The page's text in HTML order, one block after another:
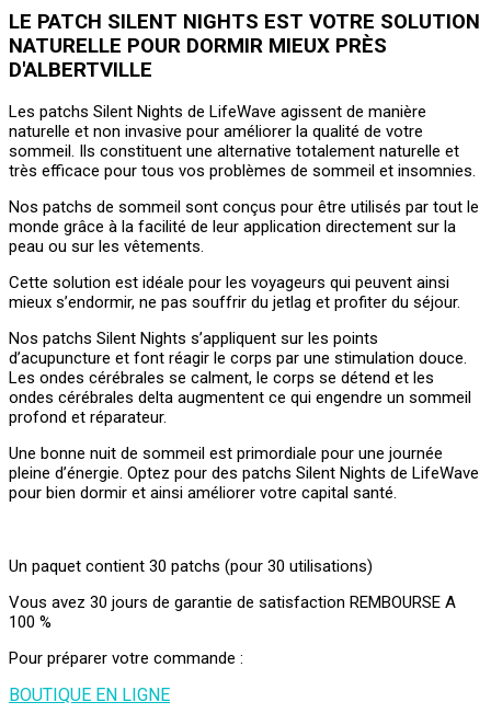
LE PATCH SILENT NIGHTS EST VOTRE SOLUTION
NATURELLE POUR DORMIR MIEUX PRÈS
D'ALBERTVILLE
Les patchs Silent Nights de LifeWave agissent de manière
naturelle et non invasive pour améliorer la qualité de votre
sommeil. Ils constituent une alternative totalement naturelle et
très efficace pour tous vos problèmes de sommeil et insomnies.
Nos patchs de sommeil sont conçus pour être utilisés par tout le
monde grâce à la facilité de leur application directement sur la
peau ou sur les vêtements.
Cette solution est idéale pour les voyageurs qui peuvent ainsi
mieux s’endormir, ne pas souffrir du jetlag et profiter du séjour.
Nos patchs Silent Nights s’appliquent sur les points
d’acupuncture et font réagir le corps par une stimulation douce.
Les ondes cérébrales se calment, le corps se détend et les
ondes cérébrales delta augmentent ce qui engendre un sommeil
profond et réparateur.
Une bonne nuit de sommeil est primordiale pour une journée
pleine d’énergie. Optez pour des patchs Silent Nights de LifeWave
pour bien dormir et ainsi améliorer votre capital santé.
Un paquet contient 30 patchs (pour 30 utilisations)
Vous avez 30 jours de garantie de satisfaction REMBOURSE A
100 %
Pour préparer votre commande :
BOUTIQUE EN LIGNE